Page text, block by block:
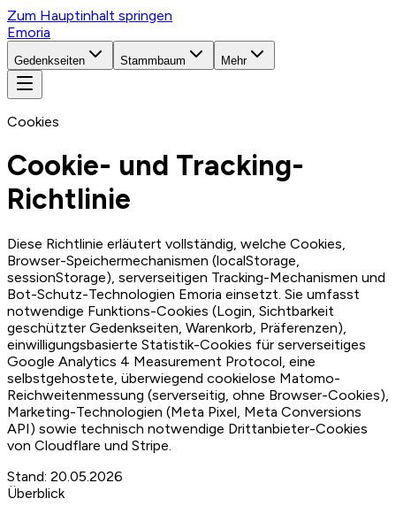
Zum Hauptinhalt springen
Emoria
Gedenkseiten Stammbaum Mehr
Cookies
Cookie- und Tracking-
Richtlinie
Diese Richtlinie erläutert vollständig, welche Cookies,
Browser-Speichermechanismen (localStorage,
sessionStorage), serverseitigen Tracking-Mechanismen und
Bot-Schutz-Technologien Emoria einsetzt. Sie umfasst
notwendige Funktions-Cookies (Login, Sichtbarkeit
geschützter Gedenkseiten, Warenkorb, Präferenzen),
einwilligungsbasierte Statistik-Cookies für serverseitiges
Google Analytics 4 Measurement Protocol, eine
selbstgehostete, überwiegend cookielose Matomo-
Reichweitenmessung (serverseitig, ohne Browser-Cookies),
Marketing-Technologien (Meta Pixel, Meta Conversions
API) sowie technisch notwendige Drittanbieter-Cookies
von Cloudflare und Stripe.
Stand: 20.05.2026
Überblick